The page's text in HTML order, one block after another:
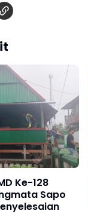
Ke-128
Sapo